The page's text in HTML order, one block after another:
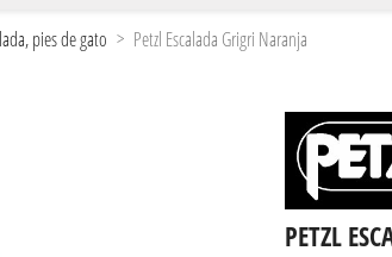
pies de gato Petzl Escalada Grigri Naranja
PETZL